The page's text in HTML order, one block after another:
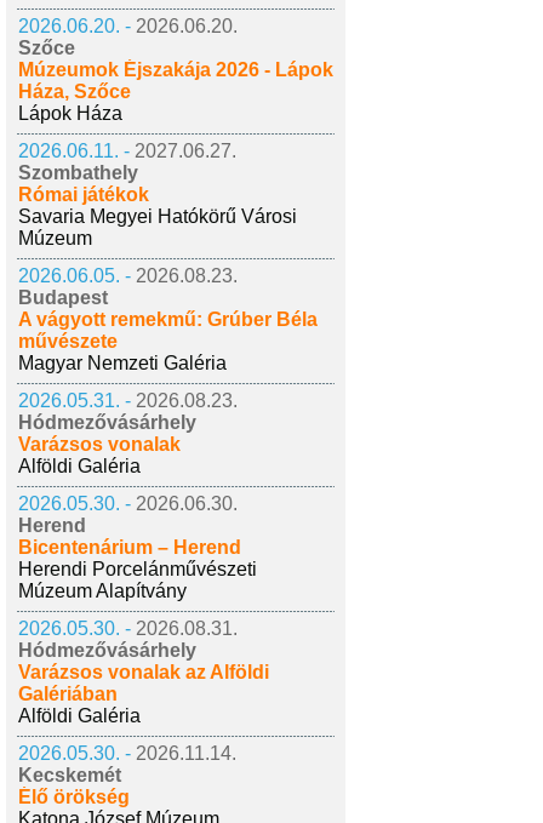
2026.06.20. - 2026.06.20.
Szőce
Múzeumok Éjszakája 2026 - Lápok
Háza, Szőce
Lápok Háza
2026.06.11. - 2027.06.27.
Szombathely
Római játékok
Savaria Megyei Hatókörű Városi
Múzeum
2026.06.05. - 2026.08.23.
Budapest
A vágyott remekmű: Grúber Béla
művészete
Magyar Nemzeti Galéria
2026.05.31. - 2026.08.23.
Hódmezővásárhely
Varázsos vonalak
Alföldi Galéria
2026.05.30. - 2026.06.30.
Herend
Bicentenárium – Herend
Herendi Porcelánművészeti
Múzeum Alapítvány
2026.05.30. - 2026.08.31.
Hódmezővásárhely
Varázsos vonalak az Alföldi
Galériában
Alföldi Galéria
2026.05.30. - 2026.11.14.
Kecskemét
Élő örökség
Katona József Múzeum